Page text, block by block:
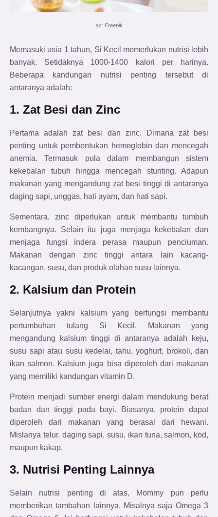
sc: Freepik
Memasuki usia 1 tahun, Si Kecil memerlukan nutrisi lebih
banyak. Setidaknya 1000-1400 kalori per harinya.
Beberapa kandungan nutrisi penting tersebut di
antaranya adalah:
1. Zat Besi dan Zinc
Pertama adalah zat besi dan zinc. Dimana zat besi
penting untuk pembentukan hemoglobin dan mencegah
anemia. Termasuk pula dalam membangun sistem
kekebalan tubuh hingga mencegah stunting. Adapun
makanan yang mengandung zat besi tinggi di antaranya
daging sapi, unggas, hati ayam, dan hati sapi.
Sementara, zinc diperlukan untuk membantu tumbuh
kembangnya. Selain itu juga menjaga kekebalan dan
menjaga fungsi indera perasa maupun penciuman.
Makanan dengan zinc tinggi antara lain kacang-
kacangan, susu, dan produk olahan susu lainnya.
2. Kalsium dan Protein
Selanjutnya yakni kalsium yang berfungsi membantu
pertumbuhan tulang Si Kecil. Makanan yang
mengandung kalsium tinggi di antaranya adalah keju,
susu sapi atau susu kedelai, tahu, yoghurt, brokoli, dan
ikan salmon. Kalsium juga bisa diperoleh dari makanan
yang memiliki kandungan vitamin D.
Protein menjadi sumber energi dalam mendukung berat
badan dan tinggi pada bayi. Biasanya, protein dapat
diperoleh dari makanan yang berasal dari hewani.
Mislanya telur, daging sapi, susu, ikan tuna, salmon, kod,
maupun kakap.
3. Nutrisi Penting Lainnya
Selain nutrisi penting di atas, Mommy pun perlu
memberikan tambahan lainnya. Misalnya saja Omega 3